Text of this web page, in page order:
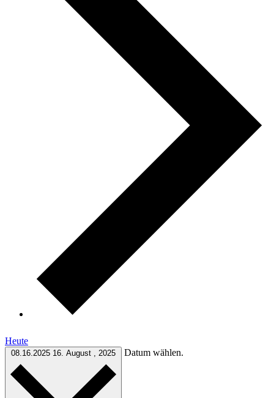
Heute
08.16.2025 16. August , 2025 Datum wählen.